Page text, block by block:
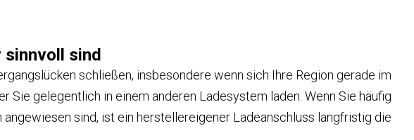
sinnvoll sind
schließen, insbesondere wenn sich Ihre Region gerade im
Sie gelegentlich in einem anderen Ladesystem laden. Wenn Sie häufig
angewiesen sind, ist ein herstellereigener Ladeanschluss langfristig die